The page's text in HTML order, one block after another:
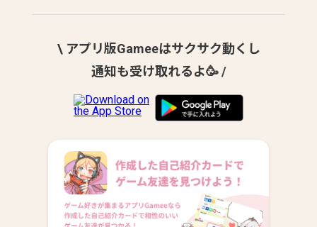
\ アプリ版Gameeはサクサク動くし
通知も受け取れるよ🥳 /